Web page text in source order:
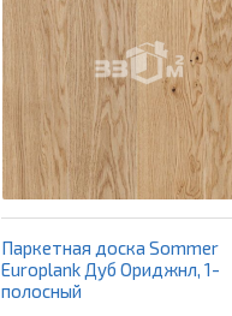
Паркетная доска Sommer
Europlank Дуб Ориджнл, 1-
полосный